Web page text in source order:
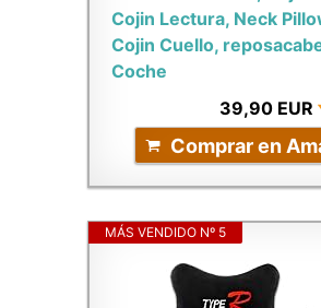
Cojin Lectura, Neck
Cojin Cuello,
Coche
39,90 EUR
Comprar en
MÁS VENDIDO Nº 5